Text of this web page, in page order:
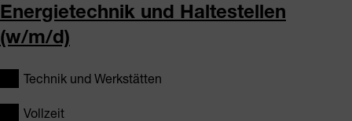
Energietechnik und Haltestellen
(w/m/d)
Technik und Werkstätten
Vollzeit